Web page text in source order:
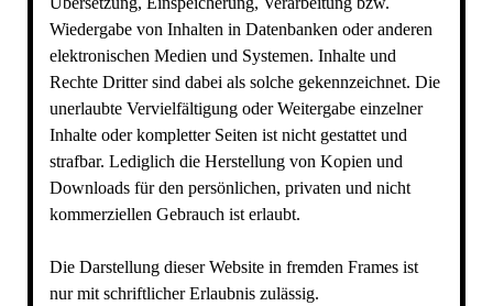
Wiedergabe von Inhalten in Datenbanken oder anderen
elektronischen Medien und Systemen. Inhalte und
Rechte Dritter sind dabei als solche gekennzeichnet. Die
unerlaubte Vervielfältigung oder Weitergabe einzelner
Inhalte oder kompletter Seiten ist nicht gestattet und
strafbar. Lediglich die Herstellung von Kopien und
Downloads für den persönlichen, privaten und nicht
kommerziellen Gebrauch ist erlaubt.
Die Darstellung dieser Website in fremden Frames ist
nur mit schriftlicher Erlaubnis zulässig.